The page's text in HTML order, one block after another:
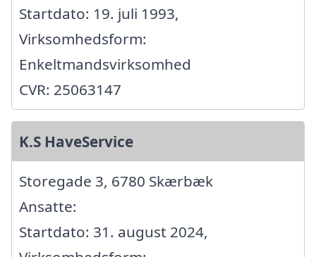
Startdato: 19. juli 1993,
Virksomhedsform:
Enkeltmandsvirksomhed
CVR: 25063147
K.S HaveService
Storegade 3, 6780 Skærbæk
Ansatte:
Startdato: 31. august 2024,